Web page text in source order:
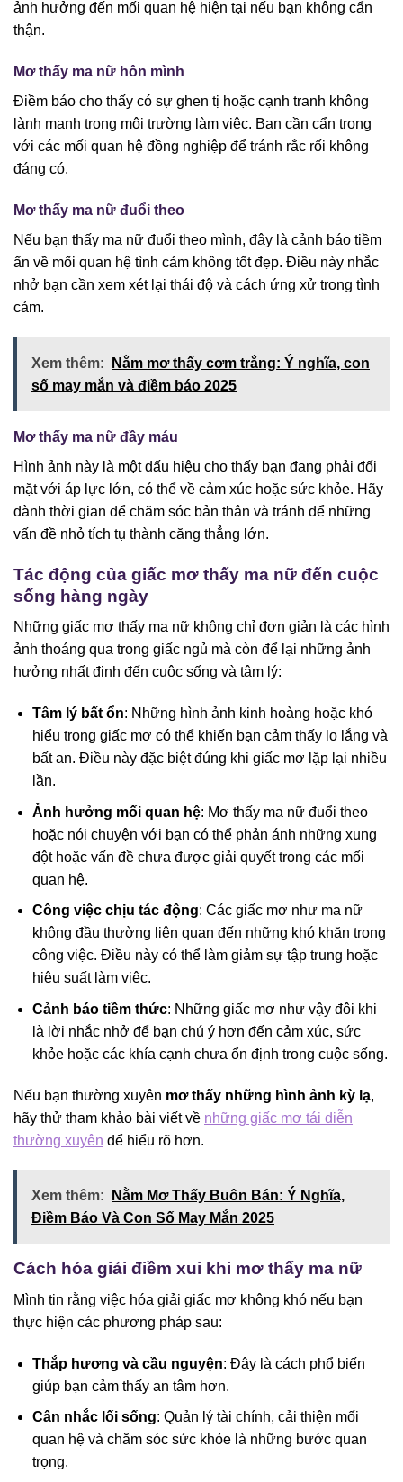
ảnh hưởng đến mối quan hệ hiện tại nếu bạn không cẩn
thận.
Mơ thấy ma nữ hôn mình
Điềm báo cho thấy có sự ghen tị hoặc cạnh tranh không
lành mạnh trong môi trường làm việc. Bạn cần cẩn trọng
với các mối quan hệ đồng nghiệp để tránh rắc rối không
đáng có.
Mơ thấy ma nữ đuổi theo
Nếu bạn thấy ma nữ đuổi theo mình, đây là cảnh báo tiềm
ẩn về mối quan hệ tình cảm không tốt đẹp. Điều này nhắc
nhở bạn cần xem xét lại thái độ và cách ứng xử trong tình
cảm.
Xem thêm:
Nằm mơ thấy cơm trắng: Ý nghĩa, con
số may mắn và điềm báo 2025
Mơ thấy ma nữ đầy máu
Hình ảnh này là một dấu hiệu cho thấy bạn đang phải đối
mặt với áp lực lớn, có thể về cảm xúc hoặc sức khỏe. Hãy
dành thời gian để chăm sóc bản thân và tránh để những
vấn đề nhỏ tích tụ thành căng thẳng lớn.
Tác động của giấc mơ thấy ma nữ đến cuộc
sống hàng ngày
Những giấc mơ thấy ma nữ không chỉ đơn giản là các hình
ảnh thoáng qua trong giấc ngủ mà còn để lại những ảnh
hưởng nhất định đến cuộc sống và tâm lý:
Tâm lý bất ổn: Những hình ảnh kinh hoàng hoặc khó
hiểu trong giấc mơ có thể khiến bạn cảm thấy lo lắng và
bất an. Điều này đặc biệt đúng khi giấc mơ lặp lại nhiều
lần.
Ảnh hưởng mối quan hệ: Mơ thấy ma nữ đuổi theo
hoặc nói chuyện với bạn có thể phản ánh những xung
đột hoặc vấn đề chưa được giải quyết trong các mối
quan hệ.
Công việc chịu tác động: Các giấc mơ như ma nữ
không đầu thường liên quan đến những khó khăn trong
công việc. Điều này có thể làm giảm sự tập trung hoặc
hiệu suất làm việc.
Cảnh báo tiềm thức: Những giấc mơ như vậy đôi khi
là lời nhắc nhở để bạn chú ý hơn đến cảm xúc, sức
khỏe hoặc các khía cạnh chưa ổn định trong cuộc sống.
Nếu bạn thường xuyên mơ thấy những hình ảnh kỳ lạ,
hãy thử tham khảo bài viết về những giấc mơ tái diễn
thường xuyên để hiểu rõ hơn.
Xem thêm:
Nằm Mơ Thấy Buôn Bán: Ý Nghĩa,
Điềm Báo Và Con Số May Mắn 2025
Cách hóa giải điềm xui khi mơ thấy ma nữ
Mình tin rằng việc hóa giải giấc mơ không khó nếu bạn
thực hiện các phương pháp sau:
Thắp hương và cầu nguyện: Đây là cách phổ biến
giúp bạn cảm thấy an tâm hơn.
Cân nhắc lối sống: Quản lý tài chính, cải thiện mối
quan hệ và chăm sóc sức khỏe là những bước quan
trọng.